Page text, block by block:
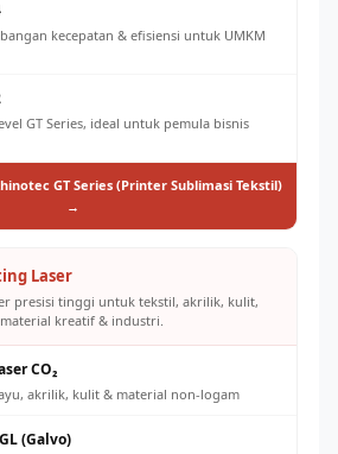
kecepatan & efisiensi untuk UMKM
GT Series, ideal untuk pemula bisnis
GT Series (Printer Sublimasi Tekstil)
→
Laser
presisi tinggi untuk tekstil, akrilik, kulit,
kreatif & industri.
CO₂
akrilik, kulit & material non-logam
(Galvo)